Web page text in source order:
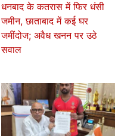
धनबाद के कतरास में फिर धंसी
जमीन, छाताबाद में कई घर
जमींदोज; अवैध खनन पर उठे
सवाल